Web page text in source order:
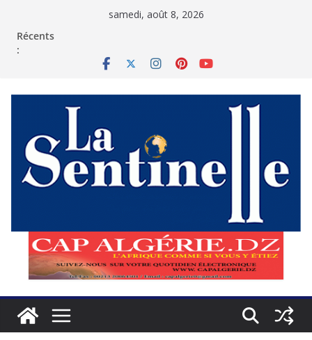
samedi, août 8, 2026
Récents
: